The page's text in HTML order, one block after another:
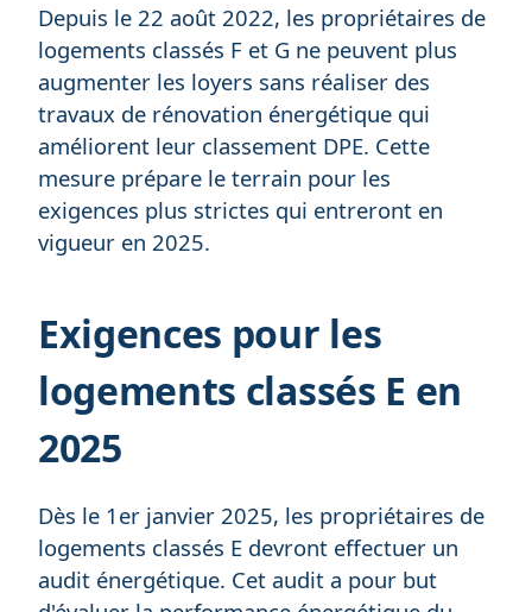
Depuis le 22 août 2022, les propriétaires de
logements classés F et G ne peuvent plus
augmenter les loyers sans réaliser des
travaux de rénovation énergétique qui
améliorent leur classement DPE. Cette
mesure prépare le terrain pour les
exigences plus strictes qui entreront en
vigueur en 2025.
Exigences pour les
logements classés E en
2025
Dès le 1er janvier 2025, les propriétaires de
logements classés E devront effectuer un
audit énergétique. Cet audit a pour but